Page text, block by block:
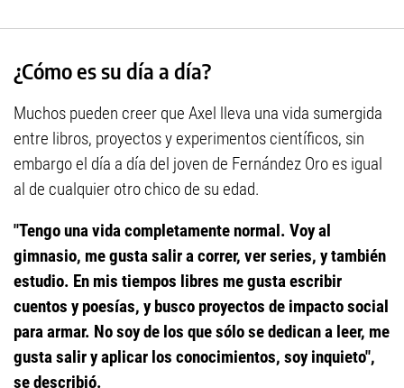
¿Cómo es su día a día?
Muchos pueden creer que Axel lleva una vida sumergida
entre libros, proyectos y experimentos científicos, sin
embargo el día a día del joven de Fernández Oro es igual
al de cualquier otro chico de su edad.
"Tengo una vida completamente normal. Voy al
gimnasio, me gusta salir a correr, ver series, y también
estudio. En mis tiempos libres me gusta escribir
cuentos y poesías, y busco proyectos de impacto social
para armar. No soy de los que sólo se dedican a leer, me
gusta salir y aplicar los conocimientos, soy inquieto",
se describió.